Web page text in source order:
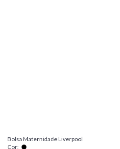
Bolsa Maternidade Liverpool
Cor: